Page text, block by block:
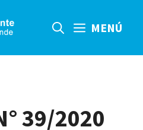
MENÚ
39/2020